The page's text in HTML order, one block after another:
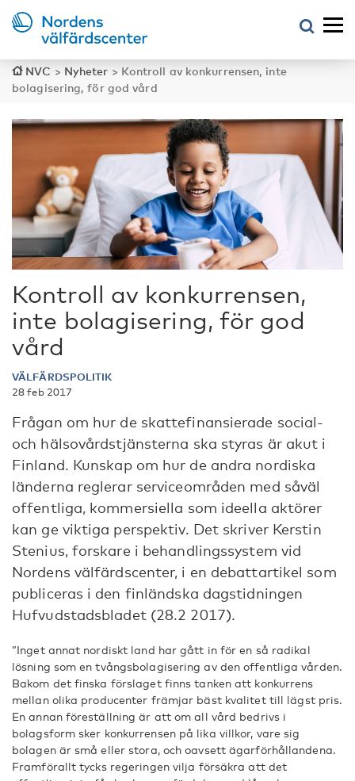
NVC > Nyheter > Kontroll av konkurrensen, inte
bolagisering, för god vård
Kontroll av konkurrensen,
inte bolagisering, för god
vård
VÄLFÄRDSPOLITIK
28 feb 2017
Frågan om hur de skattefinansierade social-
och hälsovårdstjänsterna ska styras är akut i
Finland. Kunskap om hur de andra nordiska
länderna reglerar serviceområden med såväl
offentliga, kommersiella som ideella aktörer
kan ge viktiga perspektiv. Det skriver Kerstin
Stenius, forskare i behandlingssystem vid
Nordens välfärdscenter, i en debattartikel som
publiceras i den finländska dagstidningen
Hufvudstadsbladet (28.2 2017).
”Inget annat nordiskt land har gått in för en så radikal
lösning som en tvångsbolagisering av den offentliga vården.
Bakom det finska förslaget finns tanken att konkurrens
mellan olika producenter främjar bäst kvalitet till lägst pris.
En annan föreställning är att om all vård bedrivs i
bolagsform sker konkurrensen på lika villkor, vare sig
bolagen är små eller stora, och oavsett ägarförhållandena.
Framförallt tycks regeringen vilja försäkra att det